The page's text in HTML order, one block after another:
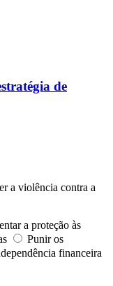
de
a violência contra a
a proteção às
Punir os
financeira